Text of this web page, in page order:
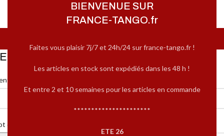
BIENVENUE SUR
FRANCE-TANGO.fr
Faites vous plaisir 7j/7 et 24h/24 sur france-tango.fr !
Les articles en stock sont expédiés dans les 48 h !
Et entre 2 et 10 semaines pour les articles en commande
**********************
ETE 26
CONNECTER
ou e-mail
de passe